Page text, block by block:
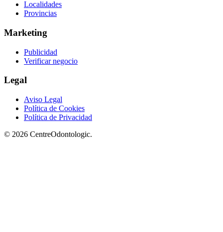
Localidades
Provincias
Marketing
Publicidad
Verificar negocio
Legal
Aviso Legal
Política de Cookies
Política de Privacidad
© 2026 CentreOdontologic.